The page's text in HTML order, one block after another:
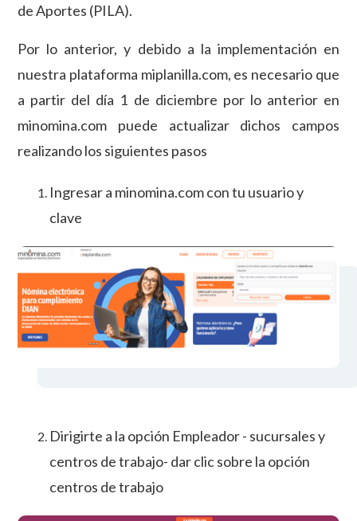
de Aportes (PILA).
Por lo anterior, y debido a la implementación en
nuestra plataforma miplanilla.com, es necesario que
a partir del día 1 de diciembre por lo anterior en
minomina.com puede actualizar dichos campos
realizando los siguientes pasos
Ingresar a minomina.com con tu usuario y
clave
Dirigirte a la opción Empleador - sucursales y
centros de trabajo- dar clic sobre la opción
centros de trabajo